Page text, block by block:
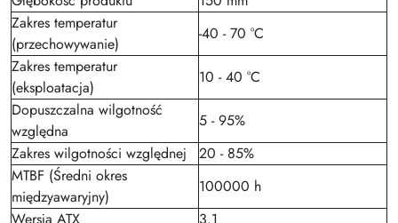
Zakres temperatur
(przechowywanie)
-40 - 70 °C
Zakres temperatur
(eksploatacja)
10 - 40 °C
Dopuszczalna wilgotność
względna
5 - 95%
Zakres wilgotności względnej
20 - 85%
MTBF (Średni okres
międzyawaryjny)
100000 h